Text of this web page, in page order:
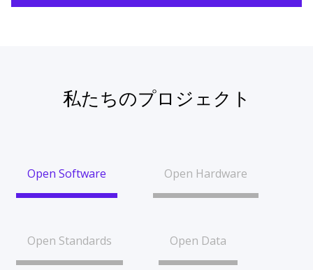
私たちのプロジェクト
Open Software Open Hardware
Open Standards Open Data